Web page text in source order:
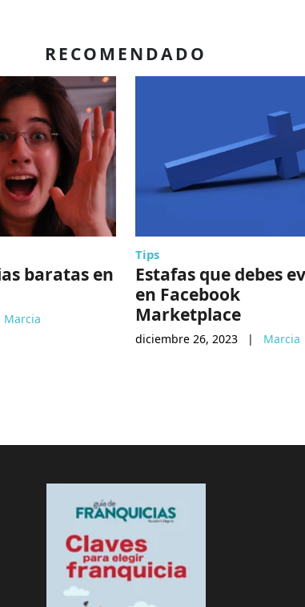
RECOMENDADO
baratas en
Marcia
Tips
Estafas que debes
en Facebook
Marketplace
diciembre 26, 2023 | Marcia